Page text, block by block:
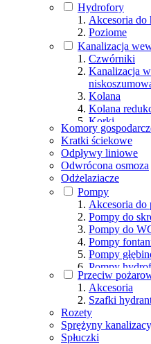
Hydrofory
Akcesoria
Poziome
Kanalizacja
Czwórniki
Kanalizacja
Kolana
Kolana
Korki
Nasuwki
Pozostałe
Redukcje
Rewizje
Rury
Trapery
Trójniki
Wywiewki
Komory
Kratki ściekowe
Odpływy liniowe
Odwrócona osmoza
Odżelaziacze
Pompy
Akcesoria do
Pompy do
Pompy do
Pompy
Pompy
Pompy
Pompy ręczne
Pompy
Pozostałe
Przeciw
Akcesoria
Szafki
Rozety
Sprężyny
Spłuczki